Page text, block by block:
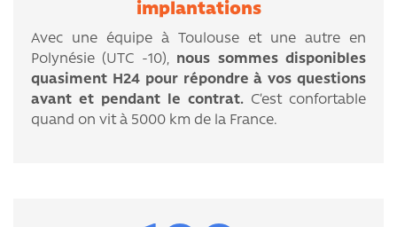
implantations
Avec une équipe à Toulouse et une autre en
Polynésie (UTC -10), nous sommes disponibles
quasiment H24 pour répondre à vos questions
avant et pendant le contrat. C’est confortable
quand on vit à 5000 km de la France.